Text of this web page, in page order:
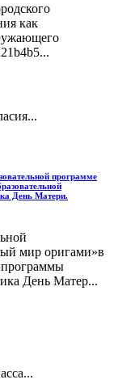
как
программе
День Матери.
мир оригами»в
программы
День Матер...